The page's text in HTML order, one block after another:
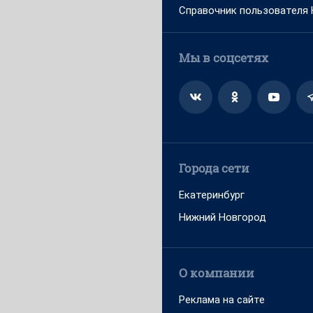
Справочник пользователя
Мы в соцсетях
Города сети
Екатеринбург
Нижний Новгород
О компании
Реклама на сайте